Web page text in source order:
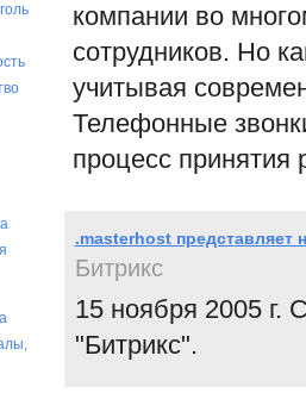
компании во
сотрудников. Но
учитывая
Телефонные
процесс принятия
.masterhost
Битрикс
15 ноября 2005 г.
"Битрикс".